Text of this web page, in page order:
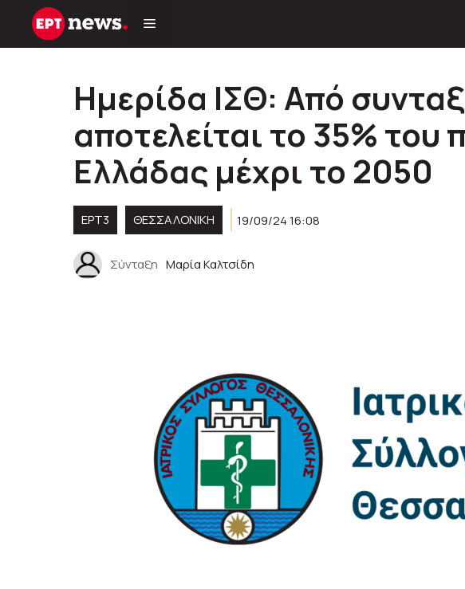
Μετάβαση
Ημερίδα ΙΣΘ: Από
αποτελείται το 35%
Ελλάδας μέχρι το 2050
ΕΡΤ3 ΘΕΣΣΑΛΟΝΙΚΗ 19/09/24 16:08
Σύνταξη Μαρία Καλτσίδη